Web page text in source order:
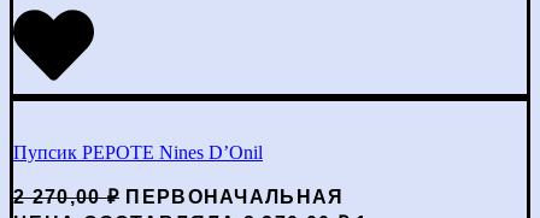
Пупсик PEPOTE Nines D’Onil
2 270,00₽ ПЕРВОНАЧАЛЬНАЯ